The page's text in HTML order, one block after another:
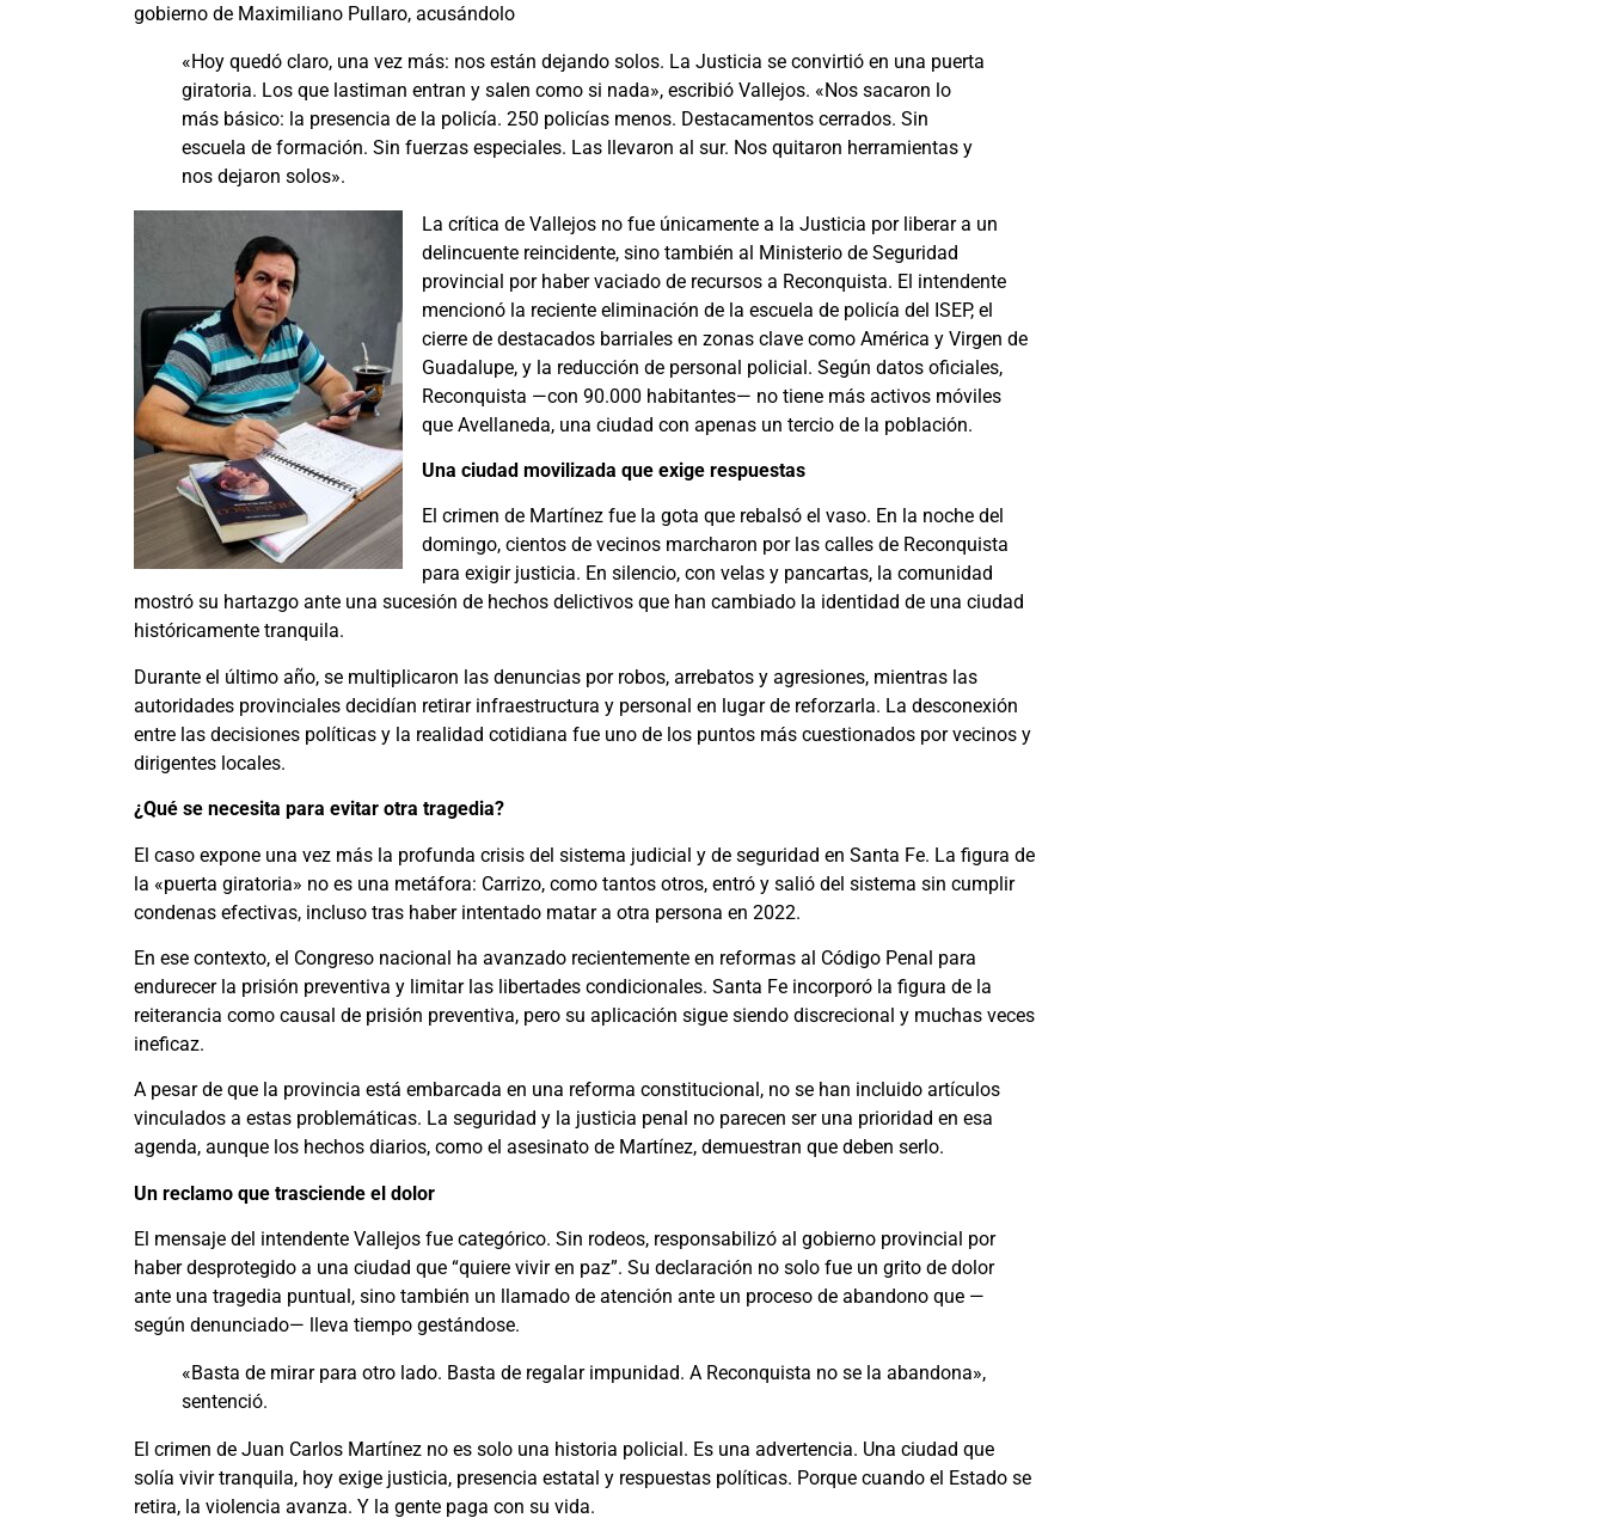
gobierno de Maximiliano Pullaro, acusándolo
«Hoy quedó claro, una vez más: nos están dejando solos. La Justicia se convirtió en una puerta
giratoria. Los que lastiman entran y salen como si nada», escribió Vallejos. «Nos sacaron lo
más básico: la presencia de la policía. 250 policías menos. Destacamentos cerrados. Sin
escuela de formación. Sin fuerzas especiales. Las llevaron al sur. Nos quitaron herramientas y
nos dejaron solos».
La crítica de Vallejos no fue únicamente a la Justicia por liberar a un
delincuente reincidente, sino también al Ministerio de Seguridad
provincial por haber vaciado de recursos a Reconquista. El intendente
mencionó la reciente eliminación de la escuela de policía del ISEP, el
cierre de destacados barriales en zonas clave como América y Virgen de
Guadalupe, y la reducción de personal policial. Según datos oficiales,
Reconquista —con 90.000 habitantes— no tiene más activos móviles
que Avellaneda, una ciudad con apenas un tercio de la población.
Una ciudad movilizada que exige respuestas
El crimen de Martínez fue la gota que rebalsó el vaso. En la noche del
domingo, cientos de vecinos marcharon por las calles de Reconquista
para exigir justicia. En silencio, con velas y pancartas, la comunidad
mostró su hartazgo ante una sucesión de hechos delictivos que han cambiado la identidad de una ciudad
históricamente tranquila.
Durante el último año, se multiplicaron las denuncias por robos, arrebatos y agresiones, mientras las
autoridades provinciales decidían retirar infraestructura y personal en lugar de reforzarla. La desconexión
entre las decisiones políticas y la realidad cotidiana fue uno de los puntos más cuestionados por vecinos y
dirigentes locales.
¿Qué se necesita para evitar otra tragedia?
El caso expone una vez más la profunda crisis del sistema judicial y de seguridad en Santa Fe. La figura de
la «puerta giratoria» no es una metáfora: Carrizo, como tantos otros, entró y salió del sistema sin cumplir
condenas efectivas, incluso tras haber intentado matar a otra persona en 2022.
En ese contexto, el Congreso nacional ha avanzado recientemente en reformas al Código Penal para
endurecer la prisión preventiva y limitar las libertades condicionales. Santa Fe incorporó la figura de la
reiterancia como causal de prisión preventiva, pero su aplicación sigue siendo discrecional y muchas veces
ineficaz.
A pesar de que la provincia está embarcada en una reforma constitucional, no se han incluido artículos
vinculados a estas problemáticas. La seguridad y la justicia penal no parecen ser una prioridad en esa
agenda, aunque los hechos diarios, como el asesinato de Martínez, demuestran que deben serlo.
Un reclamo que trasciende el dolor
El mensaje del intendente Vallejos fue categórico. Sin rodeos, responsabilizó al gobierno provincial por
haber desprotegido a una ciudad que “quiere vivir en paz”. Su declaración no solo fue un grito de dolor
ante una tragedia puntual, sino también un llamado de atención ante un proceso de abandono que —
según denunciado— lleva tiempo gestándose.
«Basta de mirar para otro lado. Basta de regalar impunidad. A Reconquista no se la abandona»,
sentenció.
El crimen de Juan Carlos Martínez no es solo una historia policial. Es una advertencia. Una ciudad que
solía vivir tranquila, hoy exige justicia, presencia estatal y respuestas políticas. Porque cuando el Estado se
retira, la violencia avanza. Y la gente paga con su vida.